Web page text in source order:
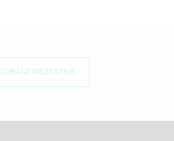
ZOBACZ WSZYSTKIE